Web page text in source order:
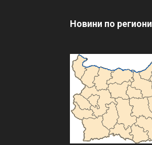
Новини по региони